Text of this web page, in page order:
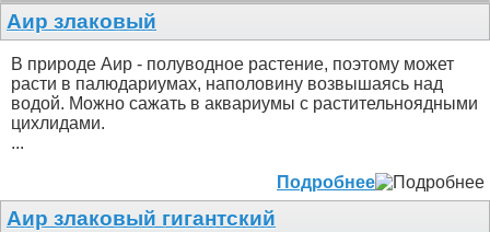
Аир злаковый
В природе Аир - полуводное растение, поэтому может
расти в палюдариумах, наполовину возвышаясь над
водой. Можно сажать в аквариумы с растительноядными
цихлидами.
...
Подробнее
Аир злаковый гигантский